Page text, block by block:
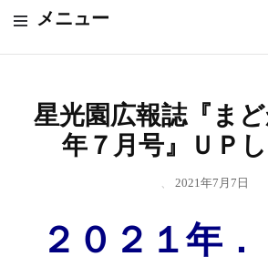
メニュー
星光園広報誌『ま
年７月号』ＵＰ
2021年7月7日
２０２１年